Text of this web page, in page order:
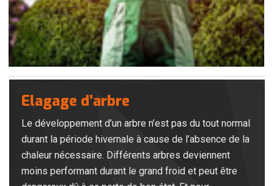
Elagage d’arbre
Le développement d’un arbre n’est pas du tout normal
durant la période hivernale à cause de l’absence de la
chaleur nécessaire. Différents arbres deviennent
moins performant durant le grand froid et peut être